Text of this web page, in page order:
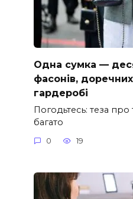
Одна сумка —
фасонів,
гардеробі
Погодьтесь: теза
багато
0 19